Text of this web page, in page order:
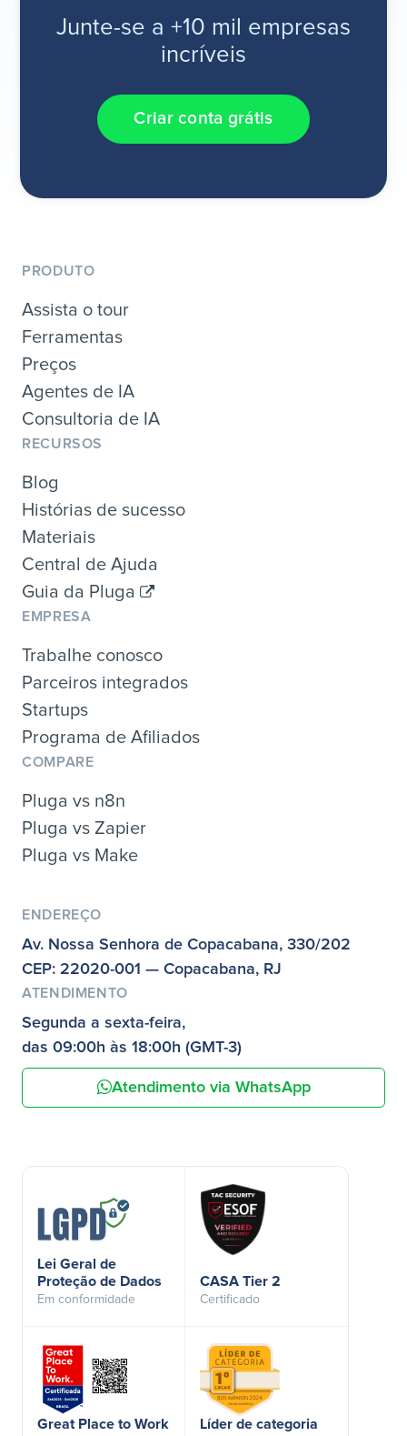
Junte-se a +10 mil empresas
incríveis
Criar conta grátis
PRODUTO
Assista o tour
Ferramentas
Preços
Agentes de IA
Consultoria de IA
RECURSOS
Blog
Histórias de sucesso
Materiais
Central de Ajuda
Guia da Pluga
EMPRESA
Trabalhe conosco
Parceiros integrados
Startups
Programa de Afiliados
COMPARE
Pluga vs n8n
Pluga vs Zapier
Pluga vs Make
ENDEREÇO
Av. Nossa Senhora de Copacabana, 330/202
CEP: 22020-001 — Copacabana, RJ
ATENDIMENTO
Segunda a sexta-feira,
das 09:00h às 18:00h (GMT-3)
Atendimento via WhatsApp
Lei Geral de
Proteção de Dados
Em conformidade
CASA Tier 2
Certificado
Great Place to Work Líder de categoria